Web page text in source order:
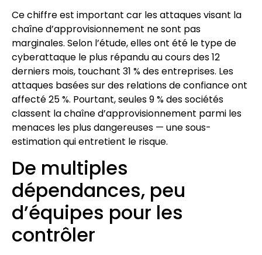
Ce chiffre est important car les attaques visant la
chaîne d’approvisionnement ne sont pas
marginales. Selon l’étude, elles ont été le type de
cyberattaque le plus répandu au cours des 12
derniers mois, touchant 31 % des entreprises. Les
attaques basées sur des relations de confiance ont
affecté 25 %. Pourtant, seules 9 % des sociétés
classent la chaîne d’approvisionnement parmi les
menaces les plus dangereuses — une sous-
estimation qui entretient le risque.
De multiples
dépendances, peu
d’équipes pour les
contrôler